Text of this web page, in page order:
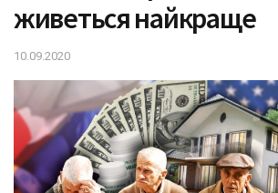
живеться найкраще
10.09.2020